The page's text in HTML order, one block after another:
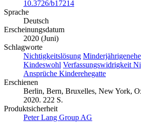
10.3726/b17214
Sprache
Deutsch
Erscheinungsdatum
2020 (Juni)
Schlagworte
Nichtigkeitslösung Minderjährigenehe
Kindeswohl Verfassungswidrigkeit
Ansprüche Kinderehegatte
Erschienen
Berlin, Bern, Bruxelles, New York,
2020. 222 S.
Produktsicherheit
Peter Lang Group AG